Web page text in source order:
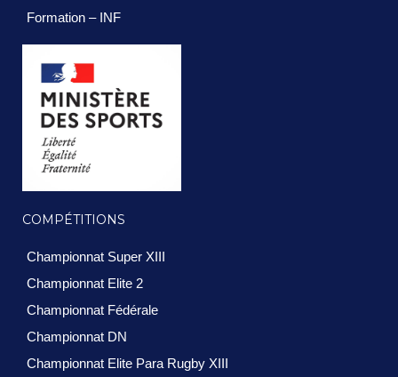
Formation – INF
COMPÉTITIONS
Championnat Super XIII
Championnat Elite 2
Championnat Fédérale
Championnat DN
Championnat Elite Para Rugby XIII